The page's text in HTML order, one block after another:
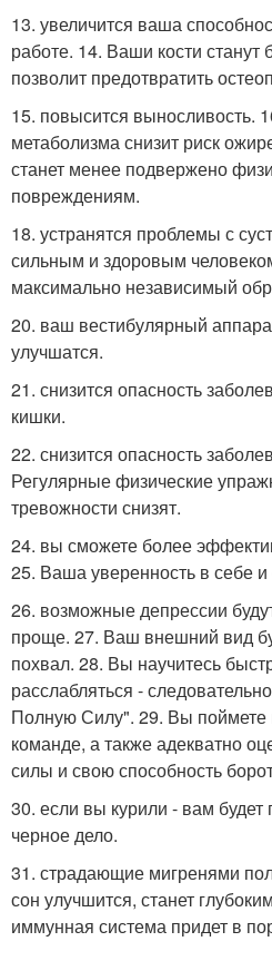
13. увеличится ваша
работе. 14. Ваши кости станут
позволит предотвратить
15. повысится выносливость.
метаболизма снизит риск
станет менее подвержено
повреждениям.
18. устранятся проблемы с
сильным и здоровым
максимально независимый
20. ваш вестибулярный
улучшатся.
21. снизится опасность
кишки.
22. снизится опасность
Регулярные физические
тревожности снизят.
24. вы сможете более
25. Ваша уверенность в себе
26. возможные депрессии
проще. 27. Ваш внешний вид
похвал. 28. Вы научитесь
расслабляться -
Полную Силу". 29. Вы поймете
команде, а также адекватно
силы и свою способность
30. если вы курили - вам будет
черное дело.
31. страдающие мигренями
сон улучшится, станет
иммунная система придет в